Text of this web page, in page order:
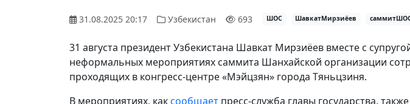
31.08.2025 20:17 Узбекистан 693 ШОС ШавкатМирзиёев
31 августа президент Узбекистана Шавкат Мирзиёев вместе с
неформальных мероприятиях саммита Шанхайской организации
проходящих в конгресс-центре «Мэйцзян» города Тяньцзиня.
В мероприятиях, каксообщает пресс-служба главы государства,